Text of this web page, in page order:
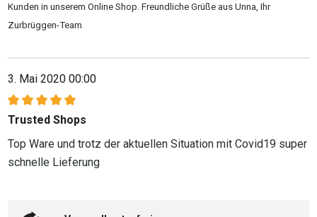
Kunden in unserem Online Shop. Freundliche Grüße aus Unna, Ihr
Zurbrüggen-Team
3. Mai 2020 00:00
Bewertung mit 5 von 5 Sternen
Trusted Shops
Top Ware und trotz der aktuellen Situation mit Covid19 super
schnelle Lieferung